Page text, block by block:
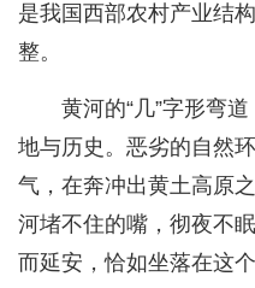
是我国西部农村产业结
整。
黄河的“几”字形弯
地与历史。恶劣的自然
气，在奔冲出黄土高原
河堵不住的嘴，彻夜不
而延安，恰如坐落在这